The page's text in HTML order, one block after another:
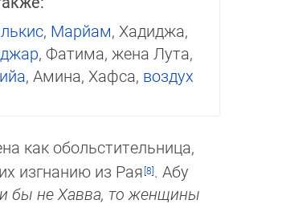
, Марйам, Хадиджа,
, Фатима, жена Лута,
, Амина, Хафса, воздух
​​как оболь­сти­тель­ница,
изгнанию из Рая
. Абу
бы не Хавва, то жен­щи­ны